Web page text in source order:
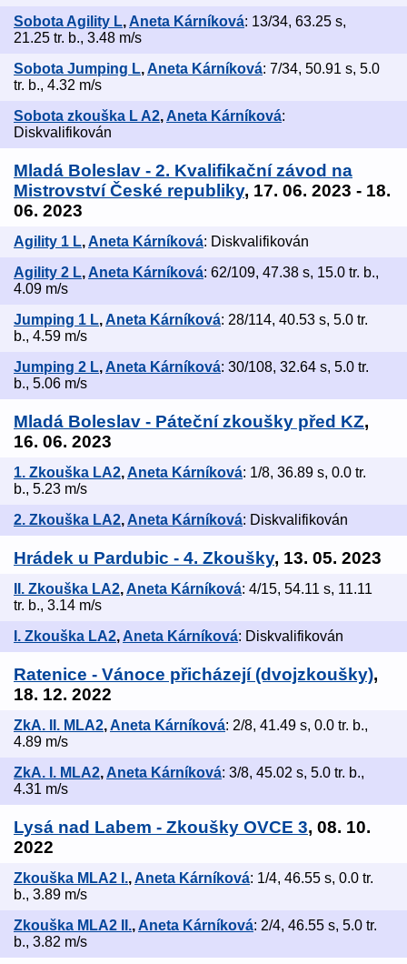
Sobota Agility L, Aneta Kárníková: 13/34, 63.25 s,
21.25 tr. b., 3.48 m/s
Sobota Jumping L,Aneta Kárníková: 7/34, 50.91 s, 5.0
tr. b., 4.32 m/s
Sobota zkouška L A2, Aneta Kárníková:
Diskvalifikován
Mladá Boleslav - 2. Kvalifikační závod na
Mistrovství České republiky, 17. 06. 2023 - 18.
06. 2023
Agility 1 L,Aneta Kárníková: Diskvalifikován
Agility 2 L, Aneta Kárníková: 62/109, 47.38 s, 15.0 tr. b.,
4.09 m/s
Jumping 1 L,Aneta Kárníková: 28/114, 40.53 s, 5.0 tr.
b., 4.59 m/s
Jumping 2 L, Aneta Kárníková: 30/108, 32.64 s, 5.0 tr.
b., 5.06 m/s
Mladá Boleslav - Páteční zkoušky před KZ,
16. 06. 2023
1. Zkouška LA2,Aneta Kárníková: 1/8, 36.89 s, 0.0 tr.
b., 5.23 m/s
2. Zkouška LA2, Aneta Kárníková: Diskvalifikován
Hrádek u Pardubic - 4. Zkoušky, 13. 05. 2023
II. Zkouška LA2,Aneta Kárníková: 4/15, 54.11 s, 11.11
tr. b., 3.14 m/s
I. Zkouška LA2, Aneta Kárníková: Diskvalifikován
Ratenice - Vánoce přicházejí (dvojzkoušky),
18. 12. 2022
ZkA. II. MLA2,Aneta Kárníková: 2/8, 41.49 s, 0.0 tr. b.,
4.89 m/s
ZkA. I. MLA2, Aneta Kárníková: 3/8, 45.02 s, 5.0 tr. b.,
4.31 m/s
Lysá nad Labem - Zkoušky OVCE 3, 08. 10.
2022
Zkouška MLA2 I.,Aneta Kárníková: 1/4, 46.55 s, 0.0 tr.
b., 3.89 m/s
Zkouška MLA2 II., Aneta Kárníková: 2/4, 46.55 s, 5.0 tr.
b., 3.82 m/s